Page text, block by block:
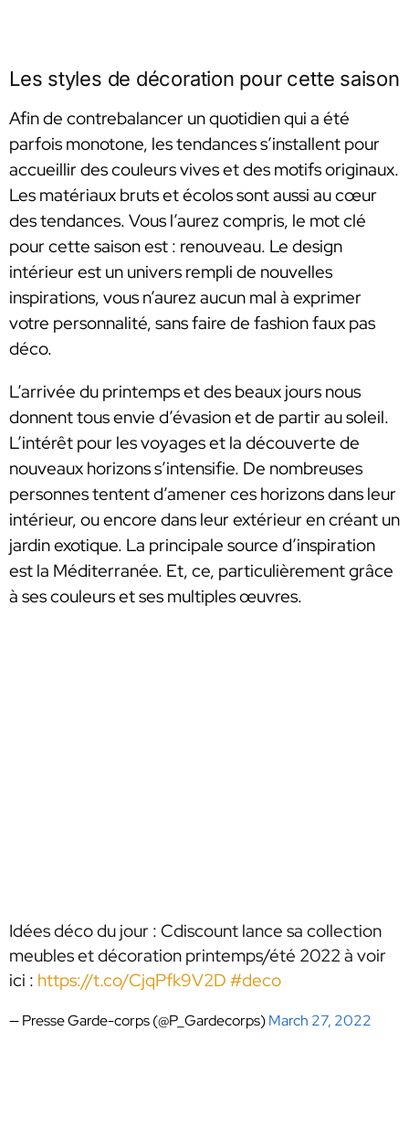
Les styles de décoration pour cette saison
Afin de contrebalancer un quotidien qui a été
parfois monotone, les tendances s’installent pour
accueillir des couleurs vives et des motifs originaux.
Les matériaux bruts et écolos sont aussi au cœur
des tendances. Vous l’aurez compris, le mot clé
pour cette saison est : renouveau. Le design
intérieur est un univers rempli de nouvelles
inspirations, vous n’aurez aucun mal à exprimer
votre personnalité, sans faire de fashion faux pas
déco.
L’arrivée du printemps et des beaux jours nous
donnent tous envie d’évasion et de partir au soleil.
L’intérêt pour les voyages et la découverte de
nouveaux horizons s’intensifie. De nombreuses
personnes tentent d’amener ces horizons dans leur
intérieur, ou encore dans leur extérieur en créant un
jardin exotique. La principale source d’inspiration
est la Méditerranée. Et, ce, particulièrement grâce
à ses couleurs et ses multiples œuvres.
Idées déco du jour : Cdiscount lance sa collection
meubles et décoration printemps/été 2022 à voir
ici : https://t.co/CjqPfk9V2D #deco
— Presse Garde-corps (@P_Gardecorps)March 27, 2022